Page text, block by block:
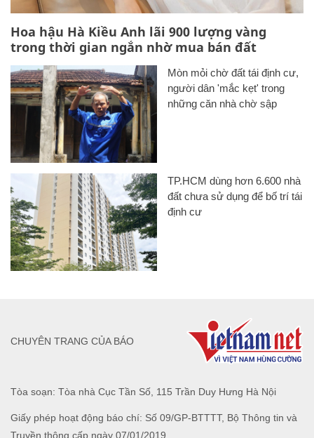
Hoa hậu Hà Kiều Anh lãi 900 lượng vàng
trong thời gian ngắn nhờ mua bán đất
Mòn mỏi chờ đất tái định cư,
người dân 'mắc kẹt' trong
những căn nhà chờ sập
TP.HCM dùng hơn 6.600 nhà
đất chưa sử dụng để bố trí tái
định cư
Tòa soạn: Tòa nhà Cục Tần Số, 115 Trần Duy Hưng Hà Nội
Giấy phép hoạt động báo chí: Số 09/GP-BTTTT, Bộ Thông tin và
Truyền thông cấp ngày 07/01/2019.
CHUYÊN TRANG CỦA BÁO